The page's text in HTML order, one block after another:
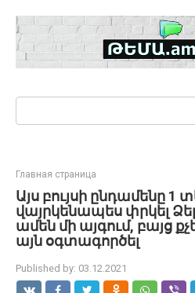
content
Search:
Главная страница
Այս բույսի ընդամենը 1
վայրկենապես փրկել
ամեն մի այգում, բայց
այն օգտագործել
Published by: 03.12.2021